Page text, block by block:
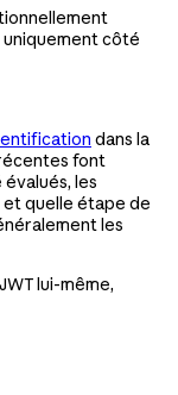
uniquement côté
dans la
font
les
quelle étape de
les
lui-même,